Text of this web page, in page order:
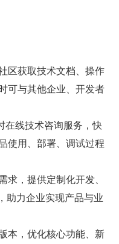
区获取技术文档、操作
可与其他企业、开发者
在线技术咨询服务，快
使用、部署、调试过程
求，提供定制化开发、
助力企业实现产品与业
本，优化核心功能、新